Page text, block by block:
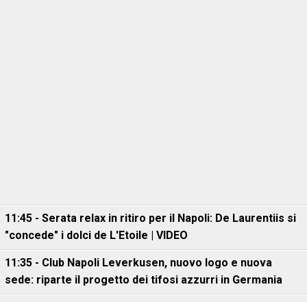
11:45 - Serata relax in ritiro per il Napoli: De Laurentiis si
"concede" i dolci de L'Etoile | VIDEO
11:35 - Club Napoli Leverkusen, nuovo logo e nuova
sede: riparte il progetto dei tifosi azzurri in Germania